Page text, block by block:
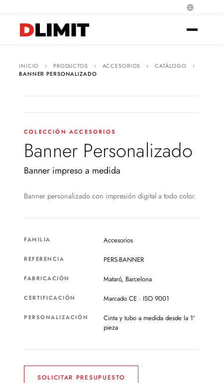
INICIO › PRODUCTOS › ACCESORIOS › CATÁLOGO
›
BANNER PERSONALIZADO
COLECCIÓN ACCESORIOS
Banner Personalizado
Banner impreso a medida
Banner personalizado con impresión digital a todo color.
FAMILIA Accesorios
REFERENCIA PERS-BANNER
FABRICACIÓN Mataró, Barcelona
CERTIFICACIÓN Marcado CE · ISO 9001
PERSONALIZACIÓN
Cinta y tubo a medida desde la 1ª
pieza
SOLICITAR PRESUPUESTO